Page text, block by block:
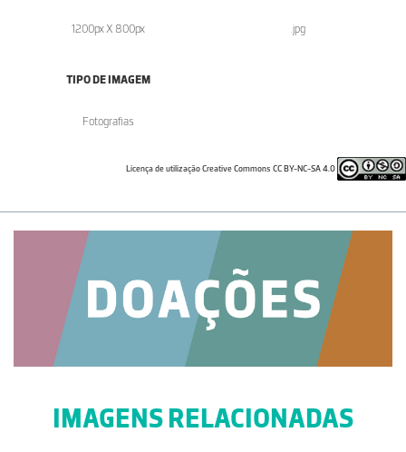
1200px X 800px .jpg
TIPO DE IMAGEM
Fotografias
Licença de utilização Creative Commons CC BY-NC-SA 4.0
IMAGENS RELACIONADAS